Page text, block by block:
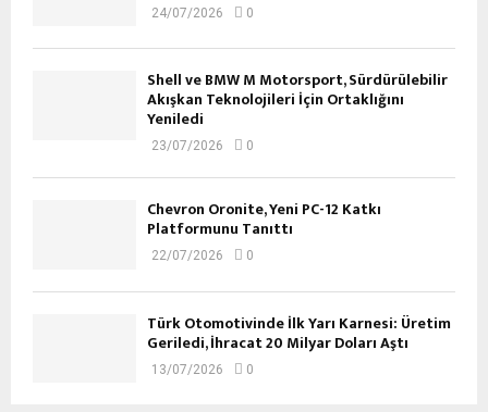
24/07/2026 0
Shell ve BMW M Motorsport, Sürdürülebilir
Akışkan Teknolojileri İçin Ortaklığını
Yeniledi
23/07/2026 0
Chevron Oronite, Yeni PC-12 Katkı
Platformunu Tanıttı
22/07/2026 0
Türk Otomotivinde İlk Yarı Karnesi: Üretim
Geriledi, İhracat 20 Milyar Doları Aştı
13/07/2026 0